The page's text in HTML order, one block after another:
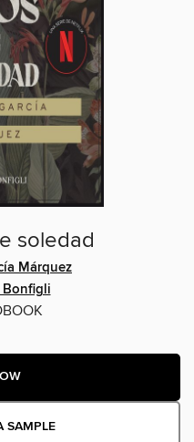
soledad
Márquez
Bonfigli
SAMPLE